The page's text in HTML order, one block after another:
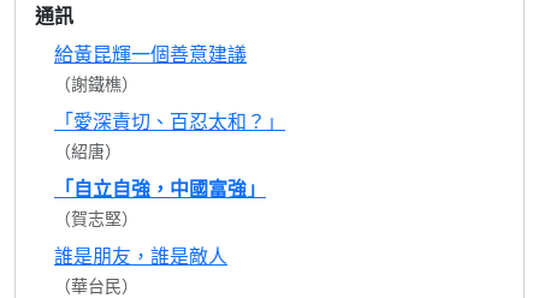
通訊
給黃昆輝一個善意建議
（謝鐵樵）
「愛深責切、百忍太和？」
（紹唐）
「自立自強，中國富強」
（賀志堅）
誰是朋友，誰是敵人
（華台民）